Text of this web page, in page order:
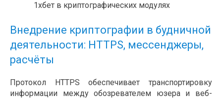
1хбет в криптографических модулях
Внедрение криптографии в будничной
деятельности: HTTPS, мессенджеры,
расчёты
Протокол HTTPS обеспечивает транспортировку
информации между обозревателем юзера и веб-